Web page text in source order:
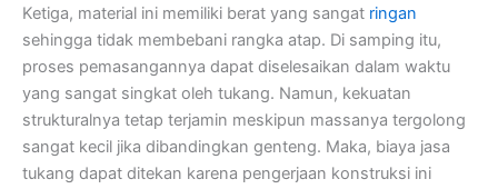
Ketiga, material ini memiliki berat yang sangat ringan
sehingga tidak membebani rangka atap. Di samping itu,
proses pemasangannya dapat diselesaikan dalam waktu
yang sangat singkat oleh tukang. Namun, kekuatan
strukturalnya tetap terjamin meskipun massanya tergolong
sangat kecil jika dibandingkan genteng. Maka, biaya jasa
tukang dapat ditekan karena pengerjaan konstruksi ini